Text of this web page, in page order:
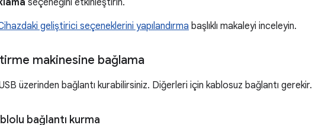
seçeneğini etkinleştirin.
geliştirici seçeneklerini yapılandırma başlıklı makaleyi inceleyin.
makinesine bağlama
üzerinden bağlantı kurabilirsiniz. Diğerleri için kablosuz bağlantı gerekir.
bağlantı kurma